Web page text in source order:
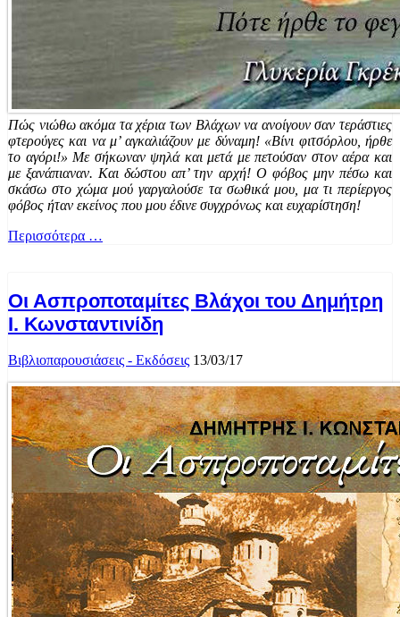
Πώς νιώθω ακόμα τα χέρια των Βλάχων να ανοίγουν σαν τεράστιες
φτερούγες και να μ’ αγκαλιάζουν με δύναμη! «Βίνι φιτσόρλου, ήρθε
το αγόρι!» Με σήκωναν ψηλά και μετά με πετούσαν στον αέρα και
με ξανάπιαναν. Και δώστου απ’ την αρχή! Ο φόβος μην πέσω και
σκάσω στο χώμα μού γαργαλούσε τα σωθικά μου, μα τι περίεργος
φόβος ήταν εκείνος που μου έδινε συγχρόνως και ευχαρίστηση!
Περισσότερα …
Οι Ασπροποταμίτες Βλάχοι του Δημήτρη
Ι. Κωνσταντινίδη
Βιβλιοπαρουσιάσεις - Εκδόσεις 13/03/17